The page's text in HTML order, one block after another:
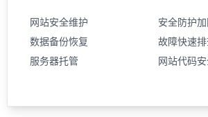
网站安全维护
安全防护
数据备份恢复
故障快速
服务器托管
网站代码